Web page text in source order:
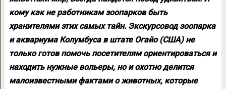
кому как не работникам зоопарков быть
хранителями этих самых тайн. Экскурсовод зоопарка
и аквариума Колумбуса в штате Огайо (США) не
только готов помочь посетителям ориентироваться и
находить нужные вольеры, но и охотно делится
малоизвестными фактами о животных, которые